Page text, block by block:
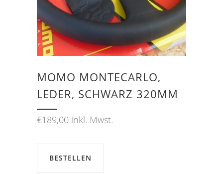
MOMO MONTECARLO,
LEDER, SCHWARZ 320MM
€189,00 inkl. Mwst.
BESTELLEN